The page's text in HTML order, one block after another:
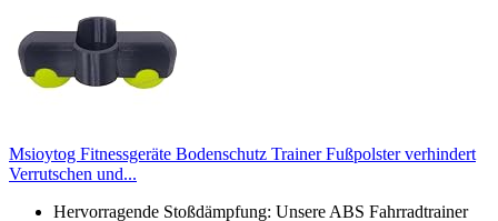
Msioytog Fitnessgeräte Bodenschutz Trainer Fußpolster verhindert
Verrutschen und...
Hervorragende Stoßdämpfung: Unsere ABS Fahrradtrainer